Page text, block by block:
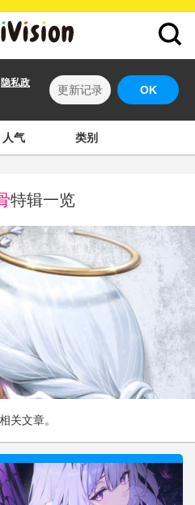
隐私政
更新记录 OK
人气 类别
特辑一览
关文章。